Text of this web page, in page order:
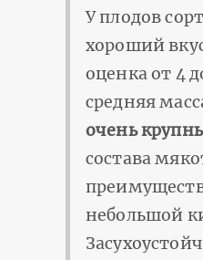
У плодов
хороший
оценка от 4
средняя
очень
состава
небольшой